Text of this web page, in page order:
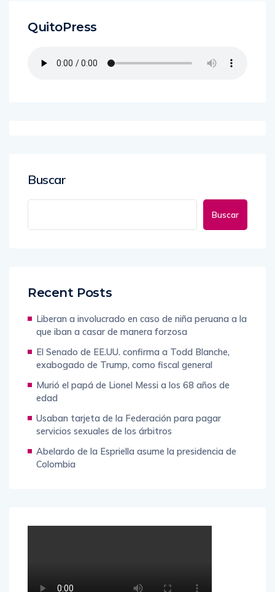
QuitoPress
Buscar
Buscar
Recent Posts
Liberan a involucrado en caso de niña peruana a la
que iban a casar de manera forzosa
El Senado de EE.UU. confirma a Todd Blanche,
exabogado de Trump, como fiscal general
Murió el papá de Lionel Messi a los 68 años de
edad
Usaban tarjeta de la Federación para pagar
servicios sexuales de los árbitros
Abelardo de la Espriella asume la presidencia de
Colombia